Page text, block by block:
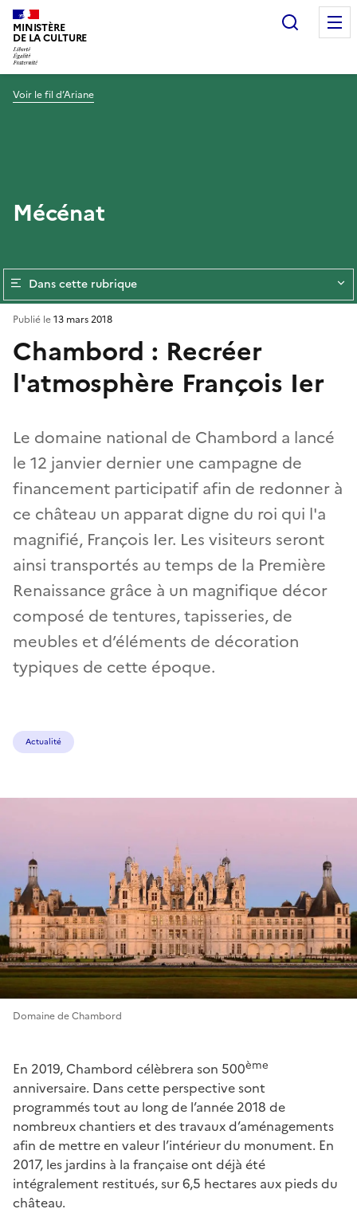
MINISTÈRE
DE LA CULTURE
Voir le fil d’Ariane
Mécénat
Dans cette rubrique
Chambord : Recréer
l'atmosphère François Ier
Le domaine national de Chambord a lancé
le 12 janvier dernier une campagne de
financement participatif afin de redonner à
ce château un apparat digne du roi qui l'a
magnifié, François Ier. Les visiteurs seront
ainsi transportés au temps de la Première
Renaissance grâce à un magnifique décor
composé de tentures, tapisseries, de
meubles et d’éléments de décoration
typiques de cette époque.
Publié le13 mars 2018
Actualité
Domaine de Chambord
En 2019, Chambord célèbrera son 500ème
anniversaire. Dans cette perspective sont
programmés tout au long de l’année 2018 de
nombreux chantiers et des travaux d’aménagements
afin de mettre en valeur l’intérieur du monument. En
2017, les jardins à la française ont déjà été
intégralement restitués, sur 6,5 hectares aux pieds du
château.